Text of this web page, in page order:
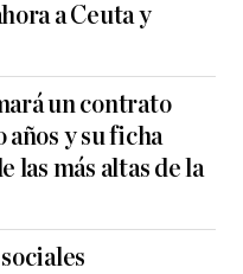
a Ceuta y
un contrato
y su ficha
las más altas de la